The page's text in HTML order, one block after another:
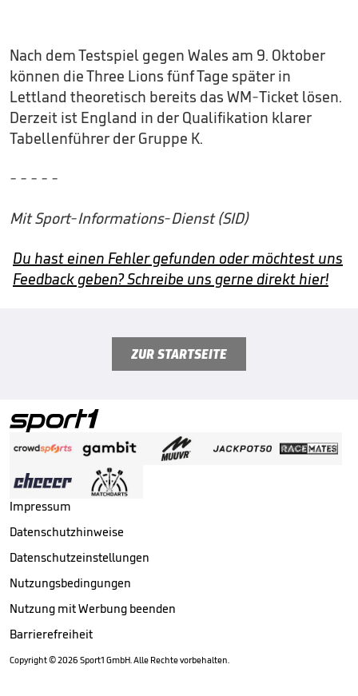
Nach dem Testspiel gegen Wales am 9. Oktober
können die Three Lions fünf Tage später in
Lettland theoretisch bereits das WM-Ticket lösen.
Derzeit ist England in der Qualifikation klarer
Tabellenführer der Gruppe K.
- - - - -
Mit Sport-Informations-Dienst (SID)
Du hast einen Fehler gefunden oder möchtest uns
Feedback geben? Schreibe uns gerne direkt hier!
ZUR STARTSEITE
Impressum
Datenschutzhinweise
Datenschutzeinstellungen
Nutzungsbedingungen
Nutzung mit Werbung beenden
Barrierefreiheit
Copyright ©2026 Sport1 GmbH. Alle Rechte vorbehalten.